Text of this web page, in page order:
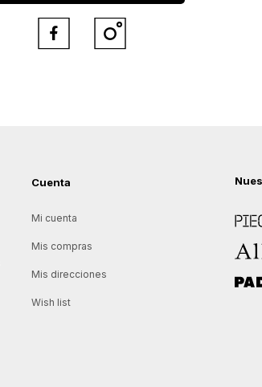
Cuenta
Mi cuenta
Mis compras
Mis direcciones
Wish list
Allie
 